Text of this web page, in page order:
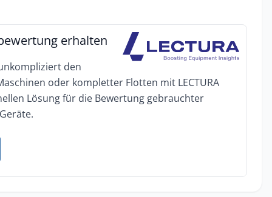
erhalten
den
oder kompletter Flotten mit LECTURA
Lösung für die Bewertung gebrauchter